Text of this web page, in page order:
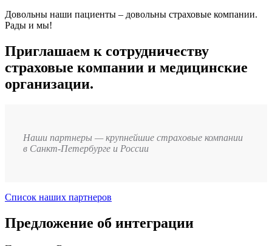
Довольны наши пациенты – довольны страховые компании.
Рады и мы!
Приглашаем к сотрудничеству
страховые компании и медицинские
организации.
Наши партнеры — крупнейшие страховые компании
в Санкт-Петербурге и России
Список наших партнеров
Предложение об интеграции